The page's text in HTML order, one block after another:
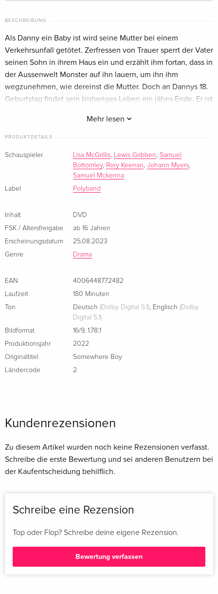
BESCHREIBUNG
Mehr lesen
Als Danny ein Baby ist wird seine Mutter bei einem
Verkehrsunfall getötet. Zerfressen von Trauer sperrt der Vater
seinen Sohn in ihrem Haus ein und erzählt ihm fortan, dass in
der Aussenwelt Monster auf ihn lauern, um ihn ihm
wegzunehmen, wie dereinst die Mutter. Doch an Dannys 18.
Geburtstag findet sein bisheriges Leben ein jähes Ende. Er ist
PRODUKTDETAILS
Schauspieler Lisa McGrillis, Lewis Gribben, Samuel
Bottomley, Rory Keenan, Johann Myers,
Samuel Mckenna
Label
Polyband
Inhalt
DVD
FSK / Altersfreigabe
ab 16 Jahren
Erscheinungsdatum
25.08.2023
Genre
Drama
EAN
4006448772482
Laufzeit
180 Minuten
Ton
Deutsch (Dolby Digital 5.1), Englisch (Dolby
Digital 5.1)
Bildformat
16/9, 1.78:1
Produktionsjahr
2022
Originaltitel
Somewhere Boy
Ländercode
2
Kundenrezensionen
Zu diesem Artikel wurden noch keine Rezensionen verfasst.
Schreibe die erste Bewertung und sei anderen Benutzern bei
der Kaufentscheidung behilflich.
Schreibe eine Rezension
Top oder Flop? Schreibe deine eigene Rezension.
Bewertung verfassen